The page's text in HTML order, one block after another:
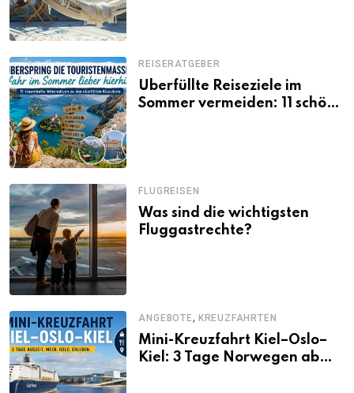
REISERATGEBER
Überfüllte Reiseziele im
Sommer vermeiden: 11 schöne
FLUGREISEN
Was sind die wichtigsten
Fluggastrechte?
ANGEBOTE, KREUZFAHRTEN
Mini-Kreuzfahrt Kiel–Oslo–
Kiel: 3 Tage Norwegen ab